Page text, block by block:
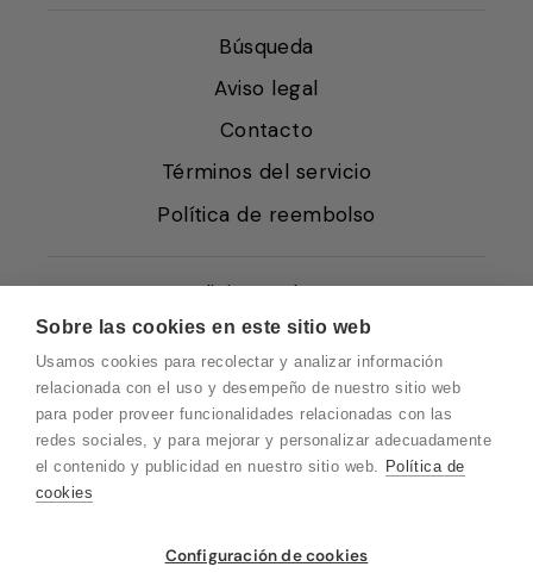
Sobre las cookies en este sitio web
Usamos cookies para recolectar y analizar información
relacionada con el uso y desempeño de nuestro sitio web
para poder proveer funcionalidades relacionadas con las
redes sociales, y para mejorar y personalizar adecuadamente
el contenido y publicidad en nuestro sitio web. Política de
cookies
Configuración de cookies
Búsqueda
Aviso legal
Contacto
Términos del servicio
Política de reembolso
Condiciones de Venta
Quiénes somos
Política de Cookies
Protección de Datos
Blog EN
Blog DE
Vuelvo en un momento. Recuerda que
nuestro horario de atención al cliente es de